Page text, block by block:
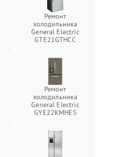
Ремонт
холодильника
General Electric
GTE21GTHCC
Ремонт
холодильника
General Electric
GYE22KMHES